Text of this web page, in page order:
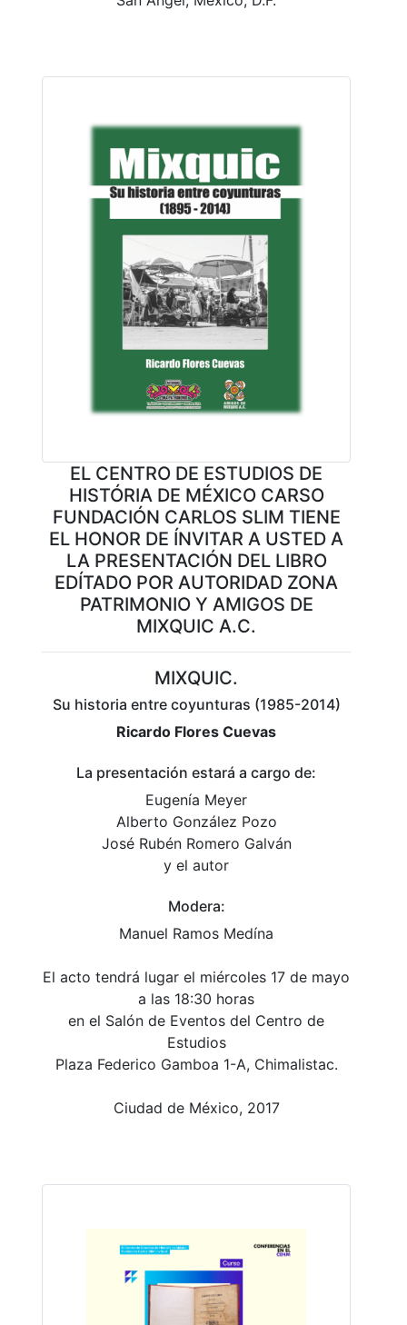
EL CENTRO DE ESTUDIOS DE
HISTÓRIA DE MÉXICO CARSO
FUNDACIÓN CARLOS SLIM TIENE
EL HONOR DE ÍNVITAR A USTED A
LA PRESENTACIÓN DEL LIBRO
EDÍTADO POR AUTORIDAD ZONA
PATRIMONIO Y AMIGOS DE
MIXQUIC A.C.
MIXQUIC.
​Su historia entre coyunturas (1985-2014)
Ricardo Flores Cuevas
​​​La presentación estará a cargo de:
​​​Eugenía Meyer
Alberto González Pozo
José Rubén Romero Galván
y el autor
Modera:
Manuel Ramos Medína
El acto tendrá lugar el miércoles 17 de mayo
a las 18:30 horas
en el Salón de Eventos del Centro de
Estudios
Plaza Federico Gamboa 1-A, Chimalistac.
Ciudad de México, 2017​​​